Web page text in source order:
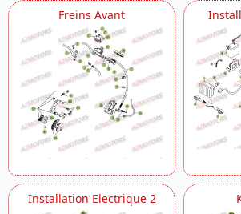
Freins Avant
Installation Electrique 2